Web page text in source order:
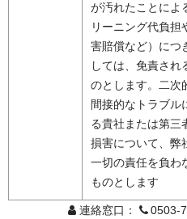
が汚れたことによ
リーニング代負担
害賠償など）につ
しては、免責され
のとします。二次
間接的なトラブル
る貴社または第三
損害について、弊
一切の責任を負わ
ものとします
連絡窓口： 0503-